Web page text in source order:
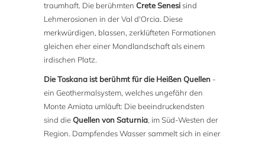
traumhaft. Die berühmtenCrete Senesi sind
Lehmerosionen in der Val d'Orcia. Diese
merkwürdigen, blassen, zerklüfteten Formationen
gleichen eher einer Mondlandschaft als einem
irdischen Platz.
Die Toskana ist berühmt für die Heißen Quellen -
ein Geothermalsystem, welches ungefähr den
Monte Amiata umläuft: Die beeindruckendsten
sind dieQuellen von Saturnia, im Süd-Westen der
Region. Dampfendes Wasser sammelt sich in einer